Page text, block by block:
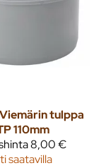
Viemärin tulppa
110mm
8,00 €
saatavilla